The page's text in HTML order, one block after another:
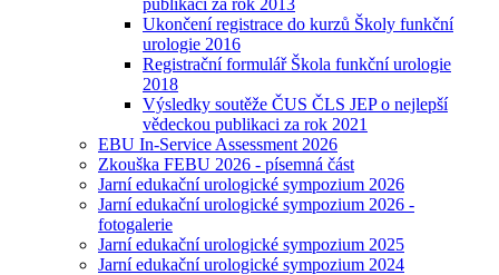
publikaci za rok 2013
Ukončení registrace do kurzů Školy funkční
urologie 2016
Registrační formulář Škola funkční urologie
2018
Výsledky soutěže ČUS ČLS JEP o nejlepší
vědeckou publikaci za rok 2021
EBU In-Service Assessment 2026
Zkouška FEBU 2026 - písemná část
Jarní edukační urologické sympozium 2026
Jarní edukační urologické sympozium 2026 -
fotogalerie
Jarní edukační urologické sympozium 2025
Jarní edukační urologické sympozium 2024